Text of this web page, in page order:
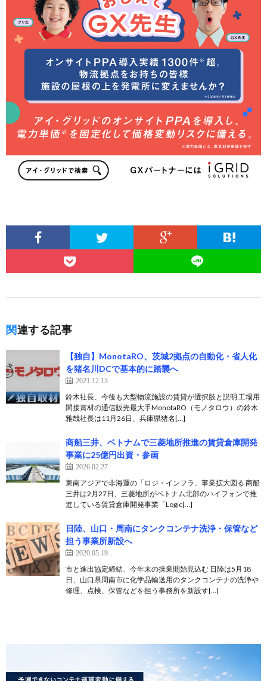
関連する記事
【独自】MonotaRO、茨城2拠点の自動化・省人化
を猪名川DCで基本的に踏襲へ
2021.12.13
鈴木社長、今後も大型物流施設の賃貸が選択肢と説明 工場用
間接資材の通信販売最大手MonotaRO（モノタロウ）の鈴木
雅哉社長は11月26日、兵庫県猪名[…]
商船三井、ベトナムで三菱地所推進の賃貸倉庫開発
事業に25億円出資・参画
2026.02.27
東南アジアで非海運の「ロジ・インフラ」事業拡大図る 商船
三井は2月27日、三菱地所がベトナム北部のハイフォンで推
進している賃貸倉庫開発事業「Logic[…]
日陸、山口・周南にタンクコンテナ洗浄・保管など
担う事業所新設へ
2020.05.19
市と進出協定締結、今年末の操業開始見込む 日陸は5月18
日、山口県周南市に化学品輸送用のタンクコンテナの洗浄や
修理、点検、保管などを担う事務所を新設す[…]